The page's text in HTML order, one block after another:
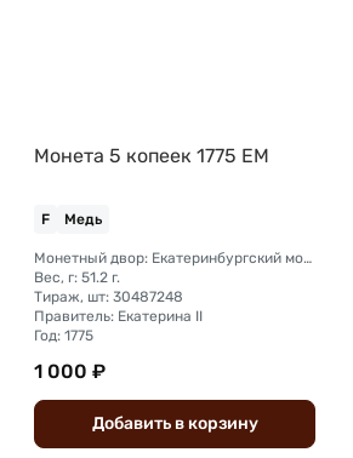
Монета 5 копеек 1775 ЕМ
F Медь
Монетный двор: Екатеринбургский монетный двор
Вес, г: 51.2 г.
Тираж, шт: 30487248
Правитель: Екатерина II
Год: 1775
1 000 ₽
Добавить вкорзину